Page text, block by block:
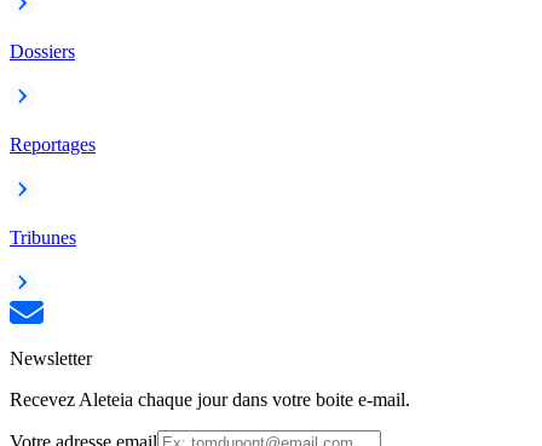
Dossiers
Reportages
Tribunes
Newsletter
Recevez Aleteia chaque jour dans votre boite e-mail.
Votre adresse email